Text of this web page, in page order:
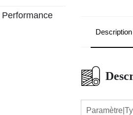
Description